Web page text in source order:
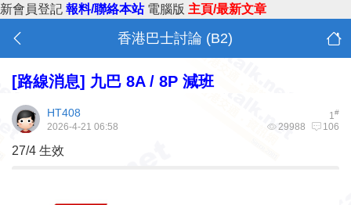
新會員登記 報料/聯絡本站 電腦版 主頁/最新文章
香港巴士討論 (B2)
[路線消息] 九巴 8A / 8P 減班
1#
HT408
29988 106
2026-4-21 06:58
27/4 生效